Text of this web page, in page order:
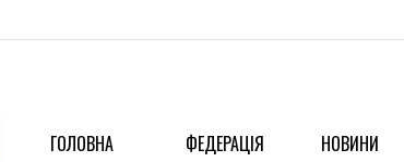
ГОЛОВНА ФЕДЕРАЦІЯ НОВИНИ